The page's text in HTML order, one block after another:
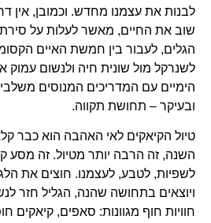
לבנות את עצמנו מחדש. וכמובן, אין דרך
שוב את החיים, מאשר לעלות על סירת
הגלים, לעבור בין חמשת האיים הקסומים
לשנרקל מול שונית חיה ולנשום עמוק
הימיים עם המדריכים המנוסים משלבים
ובעיקר – תחושת תקווה.
טיול הקיאקים לאי האהבה הוא כבר
השנה, זה הרבה יותר מטיול. זה מסע
לשפיות, לטבע, לעצמנו. חוצים את
ויוצאים בתחושה שהנה, הגליל חזר
חוויות חוף מגוונות: סאפים, קיאקים